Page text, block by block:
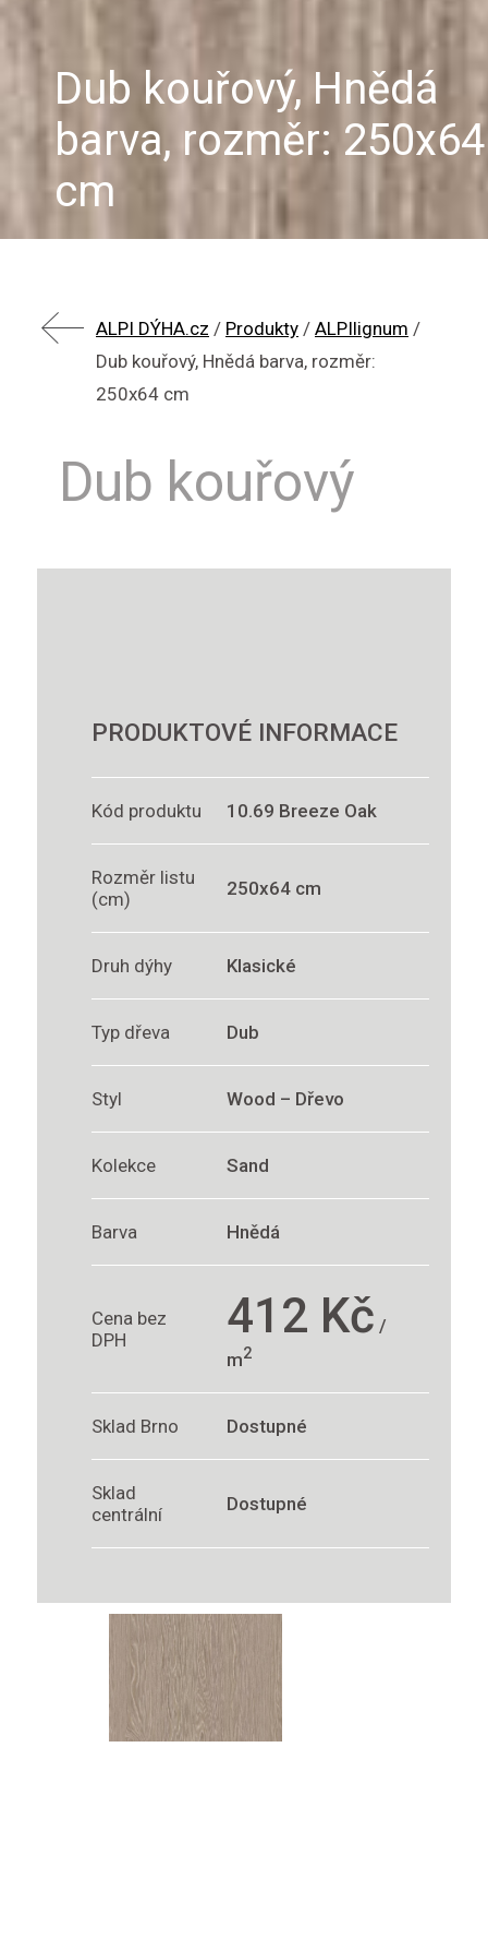
Dub kouřový, Hnědá
barva, rozměr: 250x64
cm
ALPI DÝHA.cz / Produkty / ALPIlignum /
Dub kouřový, Hnědá barva, rozměr:
250x64 cm
Dub kouřový
PRODUKTOVÉ INFORMACE
Kód produktu 10.69 Breeze Oak
Rozměr listu
(cm)
250x64 cm
Druh dýhy Klasické
Typ dřeva Dub
Styl Wood – Dřevo
Kolekce Sand
Barva Hnědá
Cena bez
DPH
412 Kč /
m2
Sklad Brno Dostupné
Sklad
centrální
Dostupné